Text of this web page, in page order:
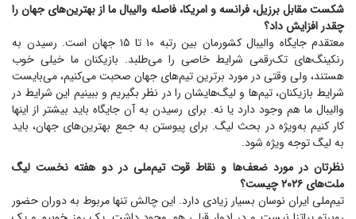
شکست مقابل برزیل، فرانسه و امریکا، فاصله والیبال ما از بهترین‌های جهان را
چقدر افزایش داد؟
معتقدم جایگاه والیبال کشورمان بین رتبه ۱۰ تا ۱۵ جهان است. رسیدن به
رنکینگ‌های تک‌رقمی شرایط خاصی را می‌طلبد. بازیکنان ما خیلی خوب
هستند، ولی وقتی در مورد برترین تیم‌های جهان صحبت می‌کنیم، می‌بایست
شرایط بازیکنان، تیم‌ها و لیگ‌هایشان را در نظر بگیریم و ببینیم این شرایط در
والیبال ما هم وجود دارد یا نه. برای رسیدن به آن جایگاه باید بیشتر از اینها
کار کنیم به‌ویژه در بحث لیگ. برای پیوستن به جمع بهترین‌های جهان، باید
به لیگ توجه ویژه شود.
نظرتان در مورد ضعف‌ها و نقاط قوت تیم‌ملی در دو هفته نخست لیگ
ملت‌های ۲۰۲۶ چیست؟
تیم‌ملی ایران نوسان بسیار زیادی دارد. این چالش تنها مربوط به دوران حضور